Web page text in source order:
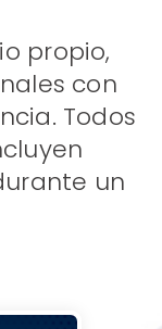
propio,
con
Todos
un